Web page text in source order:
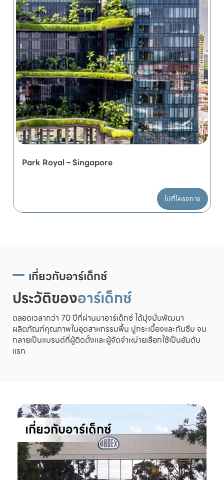
Park Royal – Singapore
ไปที่โครงการ
เกี่ยวกับอาร์เด็กซ์
ประวัติของอาร์เด็กซ์
ตลอดเวลากว่า 70 ปีที่ผ่านมาอาร์เด็กซ์ ได้มุ่งมั่นพัฒนา
ผลิตภัณฑ์คุณภาพในอุตสาหกรรมพื้น ปูกระเบื้องและกันซึม จน
กลายเป็นแบรนด์ที่ผู้ติดตั้งและผู้จัดจำหน่ายเลือกใช้เป็นอันดับ
แรก
เกี่ยวกับอาร์เด็กซ์